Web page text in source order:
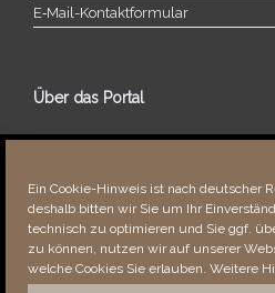
Ein Cookie-Hinweis ist nach deutscher
deshalb bitten wir Sie um Ihr
technisch zu optimieren und Sie ggf.
zu können, nutzen wir auf unserer
welche Cookies Sie erlauben. Weitere
E‑Mail-​​Kontaktformular
Über das Portal
Über dieses Portal
Fehler bemerkt?